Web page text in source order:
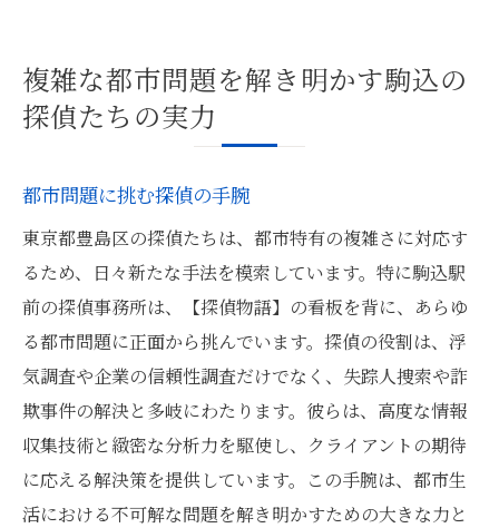
複雑な都市問題を解き明かす駒込の
探偵たちの実力
都市問題に挑む探偵の手腕
東京都豊島区の探偵たちは、都市特有の複雑さに対応す
るため、日々新たな手法を模索しています。特に駒込駅
前の探偵事務所は、【探偵物語】の看板を背に、あらゆ
る都市問題に正面から挑んでいます。探偵の役割は、浮
気調査や企業の信頼性調査だけでなく、失踪人捜索や詐
欺事件の解決と多岐にわたります。彼らは、高度な情報
収集技術と緻密な分析力を駆使し、クライアントの期待
に応える解決策を提供しています。この手腕は、都市生
活における不可解な問題を解き明かすための大きな力と